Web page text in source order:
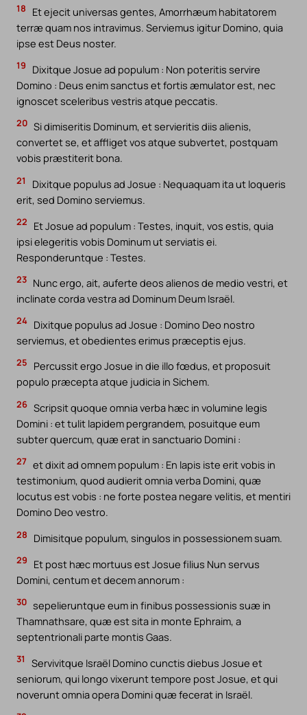
18
Et ejecit universas gentes, Amorrhæum habitatorem
terræ quam nos intravimus. Serviemus igitur Domino, quia
ipse est Deus noster.
19
Dixitque Josue ad populum : Non poteritis servire
Domino : Deus enim sanctus et fortis æmulator est, nec
ignoscet sceleribus vestris atque peccatis.
20 Si dimiseritis Dominum, et servieritis diis alienis,
convertet se, et affliget vos atque subvertet, postquam
vobis præstiterit bona.
21
Dixitque populus ad Josue : Nequaquam ita ut loqueris
erit, sed Domino serviemus.
22
Et Josue ad populum : Testes, inquit, vos estis, quia
ipsi elegeritis vobis Dominum ut serviatis ei.
Responderuntque : Testes.
23 Nunc ergo, ait, auferte deos alienos de medio vestri, et
inclinate corda vestra ad Dominum Deum Israël.
24 Dixitque populus ad Josue : Domino Deo nostro
serviemus, et obedientes erimus præceptis ejus.
25
Percussit ergo Josue in die illo fœdus, et proposuit
populo præcepta atque judicia in Sichem.
26 Scripsit quoque omnia verba hæc in volumine legis
Domini : et tulit lapidem pergrandem, posuitque eum
subter quercum, quæ erat in sanctuario Domini :
27 et dixit ad omnem populum : En lapis iste erit vobis in
testimonium, quod audierit omnia verba Domini, quæ
locutus est vobis : ne forte postea negare velitis, et mentiri
Domino Deo vestro.
28 Dimisitque populum, singulos in possessionem suam.
29
Et post hæc mortuus est Josue filius Nun servus
Domini, centum et decem annorum :
30 sepelieruntque eum in finibus possessionis suæ in
Thamnathsare, quæ est sita in monte Ephraim, a
septentrionali parte montis Gaas.
31
Servivitque Israël Domino cunctis diebus Josue et
seniorum, qui longo vixerunt tempore post Josue, et qui
noverunt omnia opera Domini quæ fecerat in Israël.